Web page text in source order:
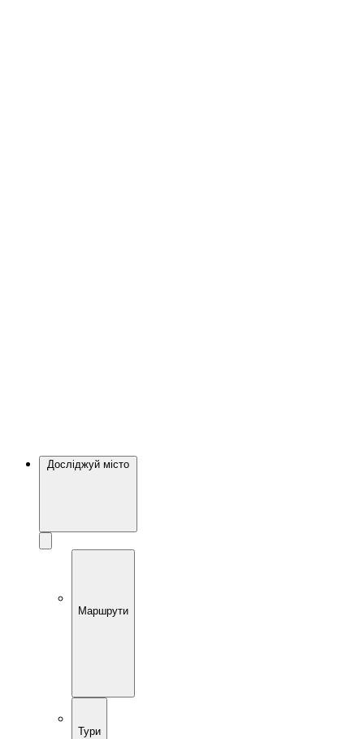
Досліджуй місто
Маршрути
Тури